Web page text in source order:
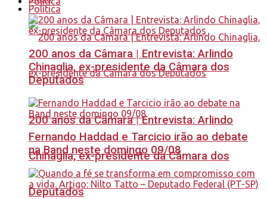
200 anos da Câmara | Entrevista: Arlindo
Chinaglia, ex-presidente da Câmara dos
Deputados
Política
200 anos da Câmara | Entrevista: Arlindo
Chinaglia, ex-presidente da Câmara dos
Deputados
Fernando Haddad e Tarcicio irão ao debate
na Band neste domingo 09/08